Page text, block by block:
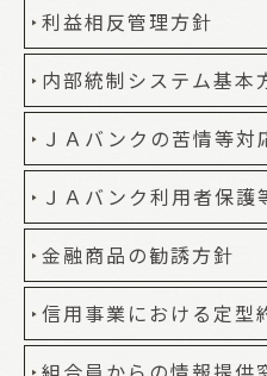
利益相反管理方針
内部統制システム基本
ＪＡバンクの苦情等
ＪＡバンク利用者保護
金融商品の勧誘方針
信用事業における定型